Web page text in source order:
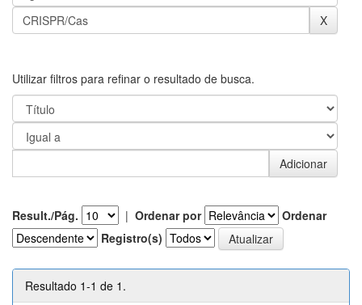
Utilizar filtros para refinar o resultado de busca.
Result./Pág. | Ordenar por
Ordenar
Registro(s)
Resultado 1-1 de 1.